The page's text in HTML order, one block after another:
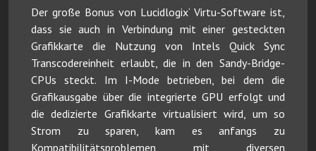
Der große Bonus von Lucidlogix‘ Virtu-Software ist,
dass sie auch in Verbindung mit einer gesteckten
Grafikkarte die Nutzung von Intels Quick Sync
Transcodereinheit erlaubt, die in den Sandy-Bridge-
CPUs steckt. Im I-Mode betrieben, bei dem die
Grafikausgabe über die integrierte GPU erfolgt und
die dedizierte Grafikkarte virtualisiert wird, um so
Strom zu sparen, kam es anfangs zu
Kompatibilitätsproblemen mit diversen